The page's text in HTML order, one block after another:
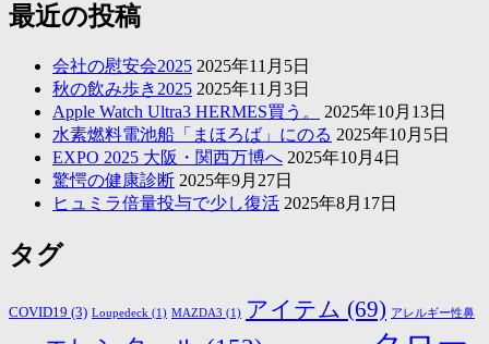
最近の投稿
会社の慰安会2025 2025年11月5日
秋の飲み歩き2025 2025年11月3日
Apple Watch Ultra3 HERMES買う。
2025年10月13日
水素燃料電池船「まほろば」にのる 2025年10月5日
EXPO 2025 大阪・関西万博へ 2025年10月4日
驚愕の健康診断 2025年9月27日
ヒュミラ倍量投与で少し復活 2025年8月17日
タグ
COVID19 (3) Loupedeck (1) MAZDA3 (1) アイテム (69) アレルギー性鼻